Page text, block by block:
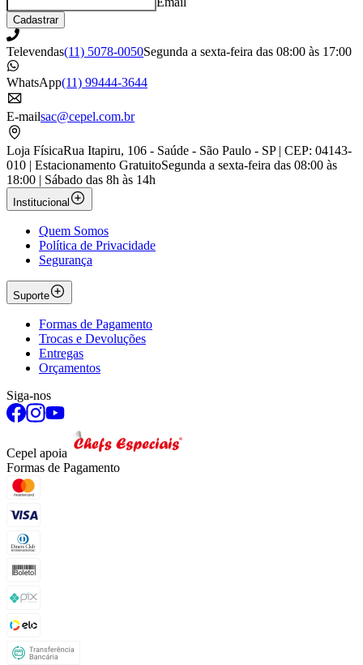
Cadastrar
Televendas(11) 5078-0050Segunda a sexta-feira das 08:00 às 17:00
WhatsApp(11) 99444-3644
E-mailsac@cepel.com.br
Loja FísicaRua Itapiru, 106 - Saúde - São Paulo - SP | CEP: 04143-
010 | Estacionamento GratuitoSegunda a sexta-feira das 08:00 às
18:00 | Sábado das 8h às 14h
Institucional
Quem Somos
Política de Privacidade
Segurança
Suporte
Formas de Pagamento
Trocas e Devoluções
Entregas
Orçamentos
Siga-nos
Cepel apoia
Formas de Pagamento